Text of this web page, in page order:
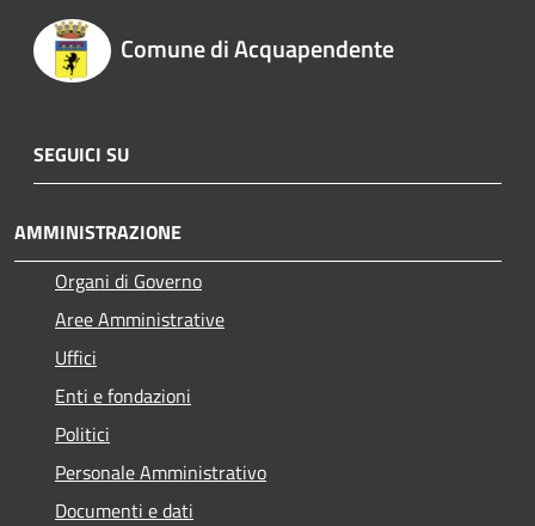
Comune di Acquapendente
SEGUICI SU
AMMINISTRAZIONE
Organi di Governo
Aree Amministrative
Uffici
Enti e fondazioni
Politici
Personale Amministrativo
Documenti e dati